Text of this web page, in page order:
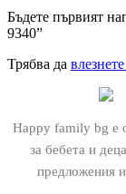
Бъдете първият
9340”
Трябва да
Happy family bg е
за бебета и
предложения